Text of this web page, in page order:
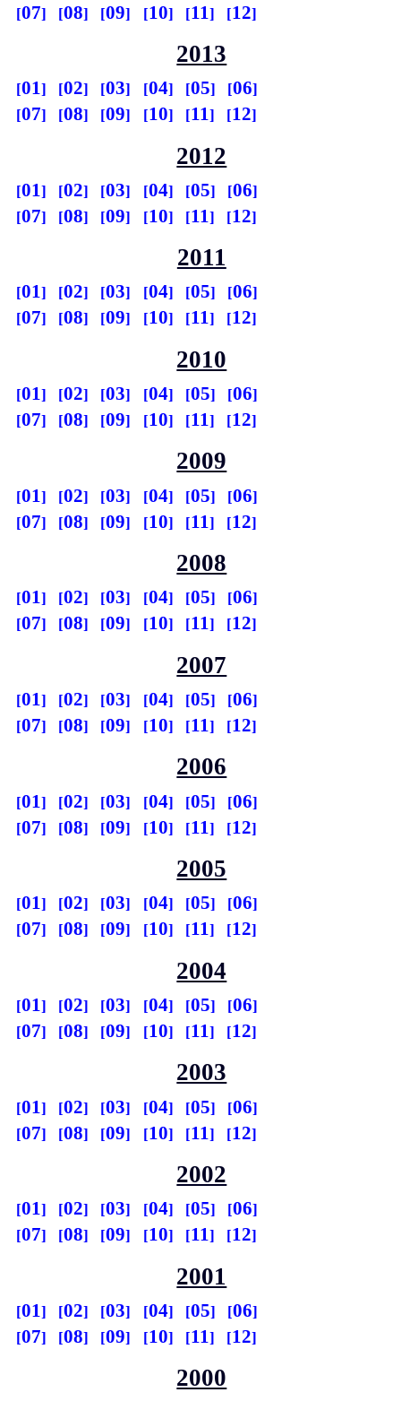
07
08 09 10 11 12
2013
01 02 03 04 05
06
07
08 09 10 11 12
2012
01 02 03 04 05
06
07
08 09 10 11 12
2011
01 02 03 04 05
06
07
08 09 10 11 12
2010
01 02 03 04 05
06
07
08 09 10 11 12
2009
01 02 03 04 05
06
07
08 09 10 11 12
2008
01 02 03 04 05
06
07
08 09 10 11 12
2007
01 02 03 04 05
06
07
08 09 10 11 12
2006
01 02 03 04 05
06
07
08 09 10 11 12
2005
01 02 03 04 05
06
07
08 09 10 11 12
2004
01 02 03 04 05
06
07
08 09 10 11 12
2003
01 02 03 04 05
06
07
08 09 10 11 12
2002
01 02 03 04 05
06
07
08 09 10 11 12
2001
01 02 03 04 05
06
07
08 09 10 11 12
2000